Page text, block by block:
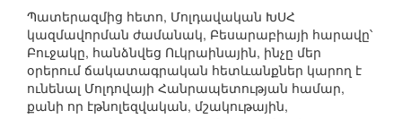
Պատերազմից հետո, Մոլդավական ԽՍՀ
կազմավորման ժամանակ, Բեսարաբիայի հարավը՝
Բուջակը, հանձնվեց Ուկրաինային, ինչը մեր
օրերում ճակատագրական հետևանքներ կարող է
ունենալ Մոլդովայի Հանրապետության համար,
քանի որ էթնոլեզվական, մշակութային,